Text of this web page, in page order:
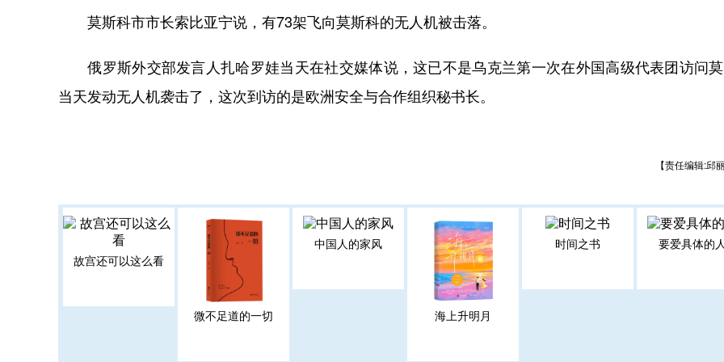
莫斯科市市长索比亚宁说，有73架飞向莫斯科的无人机被击落。
俄罗斯外交部发言人扎哈罗娃当天在社交媒体说，这已不是乌克兰第一次在外国高级代表团访问
当天发动无人机袭击了，这次到访的是欧洲安全与合作组织秘书长。
【责任编辑:邱
故宫还可以这么看
微不足道的一切
中国人的家风
海上升明月
时间之书 要爱具体的人